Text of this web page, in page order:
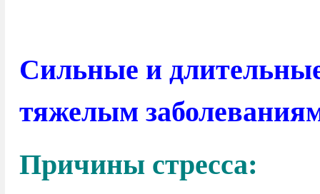
Сильные и
тяжелым
Причины стресса: